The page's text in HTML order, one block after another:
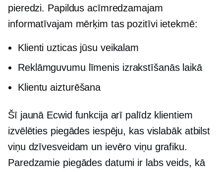
pieredzi. Papildus acīmredzamajam
informatīvajam mērķim tas pozitīvi ietekmē:
Klienti uzticas jūsu veikalam
Reklāmguvumu līmenis izrakstīšanās laikā
Klientu aizturēšana
Šī jaunā Ecwid funkcija arī palīdz klientiem
izvēlēties piegādes iespēju, kas vislabāk atbilst
viņu dzīvesveidam un ievēro viņu grafiku.
Paredzamie piegādes datumi ir labs veids, kā